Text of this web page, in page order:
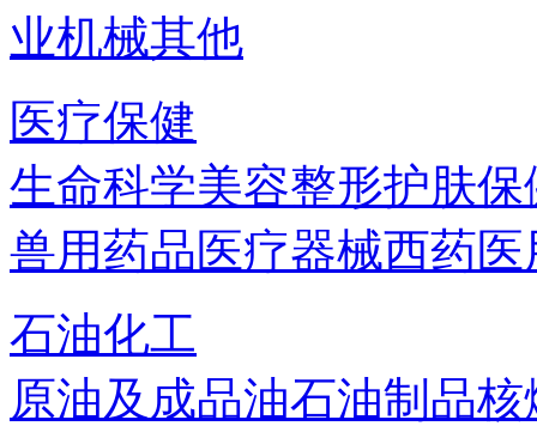
业机械其他
医疗保健
生命科学美容整形护肤保
兽用药品医疗器械西药
石油化工
原油及成品油石油制品核